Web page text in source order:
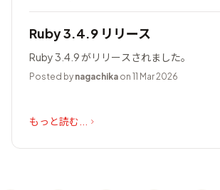
Ruby 3.4.9 リリース
Ruby 3.4.9 がリリースされました。
Posted by nagachika on 11 Mar 2026
もっと読む...